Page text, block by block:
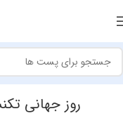
روز جهانی